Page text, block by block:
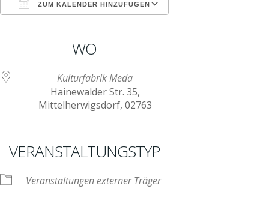
ZUM KALENDER HINZUFÜGEN
WO
Kulturfabrik Meda
Hainewalder Str. 35,
Mittelherwigsdorf, 02763
VERANSTALTUNGSTYP
Veranstaltungen externer Träger